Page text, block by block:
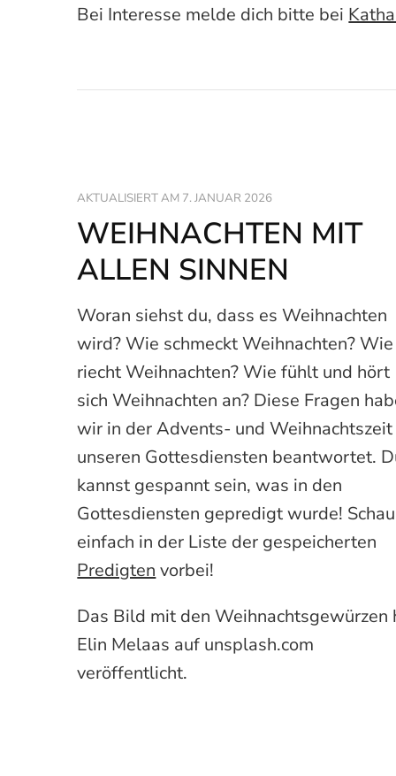
Bei Interesse melde dich bitte bei
AKTUALISIERT AM 7. JANUAR 2026
WEIHNACHTEN MIT
ALLEN SINNEN
Woran siehst du, dass es Weihnachten
wird? Wie schmeckt Weihnachten? Wie
riecht Weihnachten? Wie fühlt und hört
sich Weihnachten an? Diese Fragen
wir in der Advents- und
unseren Gottesdiensten beantwortet.
kannst gespannt sein, was in den
Gottesdiensten gepredigt wurde! Schau
einfach in der Liste der gespeicherten
Predigten vorbei!
Das Bild mit den Weihnachtsgewürzen
Elin Melaas auf unsplash.com
veröffentlicht.